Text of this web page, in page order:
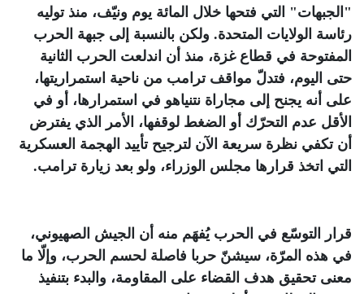
"الجبهات" التي فتحها خلال المائة يوم ونيّف، منذ توليه
رئاسة الولايات المتحدة. ولكن بالنسبة إلى جبهة الحرب
المفتوحة في قطاع غزة، منذ أن اندلعت الحرب الثانية
حتى اليوم، فتدلّ مواقف ترامب من ناحية استمراريتها،
على أنه يجنح إلى مجاراة نتنياهو في استمرارها، أو في
الأقل عدم التحرّك أو الضغط لوقفها، الأمر الذي يفترض
أن تكفي نظرة سريعة الآن لترجيح تأييد الهجمة العسكرية
التي اتخذ قرارها مجلس الوزراء، ولو بعد زيارة ترامب.
قرار التوسّع في الحرب يُفهَم منه أن الجيش الصهيوني،
في هذه المرّة، سيشنّ حربا فاصلة لحسم الحرب، وإلّا ما
معنى تحقيق هدف القضاء على المقاومة، والبدء بتنفيذ